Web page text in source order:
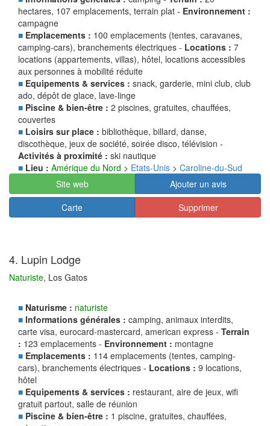
hectares, 107 emplacements, terrain plat - Environnement :
campagne
■ Emplacements : 100 emplacements (tentes, caravanes,
camping-cars), branchements électriques - Locations : 7
locations (appartements, villas), hôtel, locations accessibles
aux personnes à mobilité réduite
■ Equipements & services : snack, garderie, mini club, club
ado, dépôt de glace, lave-linge
■ Piscine & bien-être : 2 piscines, gratuites, chauffées,
couvertes
■ Loisirs sur place : bibliothèque, billard, danse,
discothèque, jeux de société, soirée disco, télévision -
Activités à proximité : ski nautique
■ Lieu : Amérique du Nord > Etats-Unis > Caroline-du-Sud
Site web
Ajouter un avis
Carte
Supprimer
4. Lupin Lodge
Naturiste, Los Gatos
■ Naturisme : naturiste
■ Informations générales : camping, animaux interdits,
carte visa, eurocard-mastercard, american express - Terrain
: 123 emplacements - Environnement : montagne
■ Emplacements : 114 emplacements (tentes, camping-
cars), branchements électriques - Locations : 9 locations,
hôtel
■ Equipements & services : restaurant, aire de jeux, wifi
gratuit partout, salle de réunion
■ Piscine & bien-être : 1 piscine, gratuites, chauffées,